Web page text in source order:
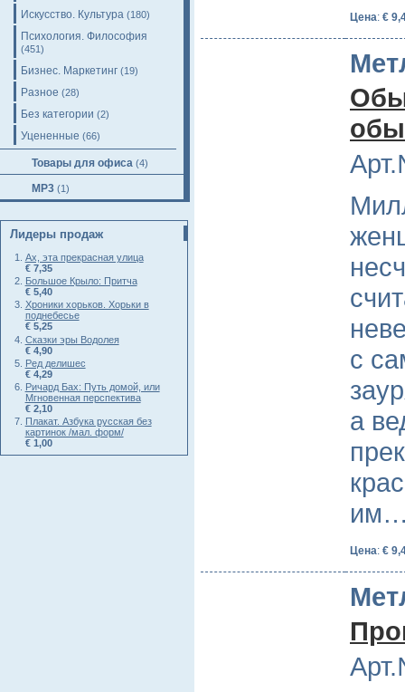
Искусство. Культура (180)
Психология. Философия
(451)
Бизнес. Маркетинг (19)
Разное (28)
Без категории (2)
Уцененные (66)
Товары для офиса (4)
MP3 (1)
Лидеры продаж
Ах, эта прекрасная улица
€ 7,35
Большое Крыло: Притча
€ 5,40
Хроники хорьков. Хорьки в
поднебесье
€ 5,25
Сказки эры Водолея
€ 4,90
Ред делишес
€ 4,29
Ричард Бах: Путь домой, или
Мгновенная перспектива
€ 2,10
Плакат. Азбука русская без
картинок /мал. форм/
€ 1,00
Цена: €
с
а
Цена: €